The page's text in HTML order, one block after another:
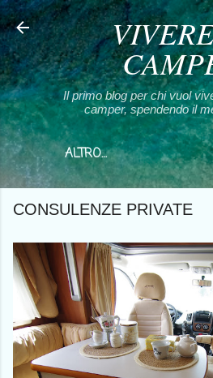
Passa ai contenuti
Il primo blog per chi vuol
camper, spendendo il
ALTRO…
CONSULENZE PRIVATE